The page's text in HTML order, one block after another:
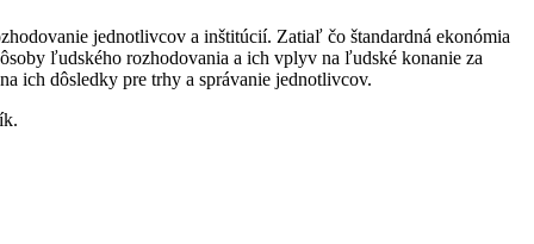
jednotlivcov a inštitúcií. Zatiaľ čo štandardná ekonómia
ľudského rozhodovania a ich vplyv na ľudské konanie za
ich dôsledky pre trhy a správanie jednotlivcov.